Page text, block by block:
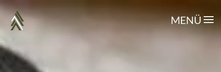
Zum Hauptinhalt springen
MENÜ